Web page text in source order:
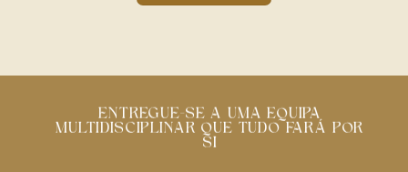
ENTREGUE-SE A UMA EQUIPA
MULTIDISCIPLINAR QUE TUDO FARÁ POR
SI